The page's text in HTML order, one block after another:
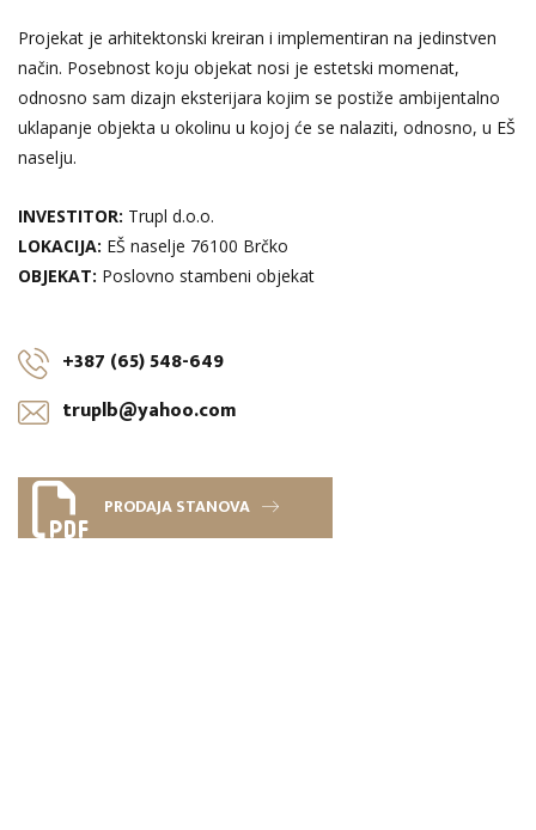
Projekat je arhitektonski kreiran i implementiran na jedinstven
način. Posebnost koju objekat nosi je estetski momenat,
odnosno sam dizajn eksterijara kojim se postiže ambijentalno
uklapanje objekta u okolinu u kojoj će se nalaziti, odnosno, u EŠ
naselju.
INVESTITOR: Trupl d.o.o.
LOKACIJA: EŠ naselje 76100 Brčko
OBJEKAT: Poslovno stambeni objekat
+387 (65) 548-649
truplb@yahoo.com
PRODAJA STANOVA